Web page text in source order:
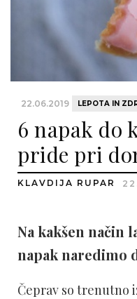
22.06.2019 LEPOTA IN
6 napak do
pride pri
KLAVDIJA RUPAR
Na kakšen način
napak naredimo
Čeprav so trenutno